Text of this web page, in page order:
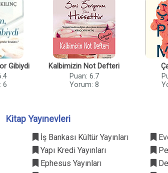
Gibiydi
6
Kalbimizin Not Defteri
Puan: 6.7
Yorum: 8
Kitap Yayınevleri
İş Bankası Kültür Yayınları
Yapı Kredi Yayınları
Ephesus Yayınları